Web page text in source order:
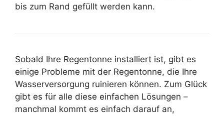
bis zum Rand gefüllt werden kann.
Sobald Ihre Regentonne installiert ist, gibt es
einige Probleme mit der Regentonne, die Ihre
Wasserversorgung ruinieren können. Zum Glück
gibt es für alle diese einfachen Lösungen –
manchmal kommt es einfach darauf an,